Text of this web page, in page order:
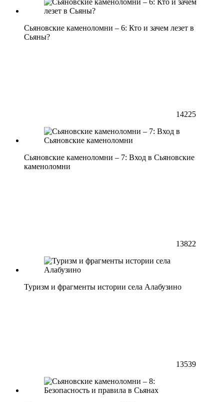
Сьяновские каменоломни – 6: Кто и зачем лезет в
Сьяны?
14225
Сьяновские каменоломни – 7: Вход в Сьяновские
каменоломни
13822
Туризм и фрагменты истории села Алабузино
13539